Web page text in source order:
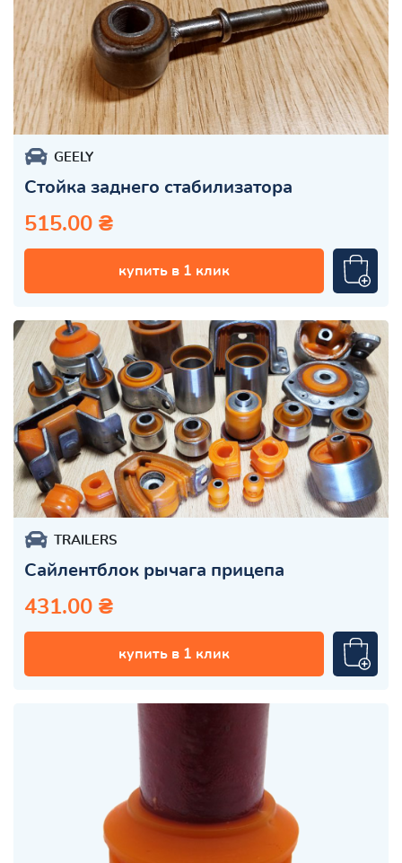
GEELY
Стойка заднего стабилизатора
515.00 ₴
купить в 1 клик
TRAILERS
Сайлентблок рычага прицепа
431.00 ₴
купить в 1 клик